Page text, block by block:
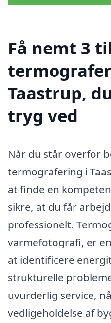
Få nemt 3
Taastrup,
tryg ved
Når du står overfor
termografering i
at finde en
sikre, at du får
professionelt.
varmefotografi, er
at identificere
strukturelle
uvurderlig service,
vedligeholdelse af